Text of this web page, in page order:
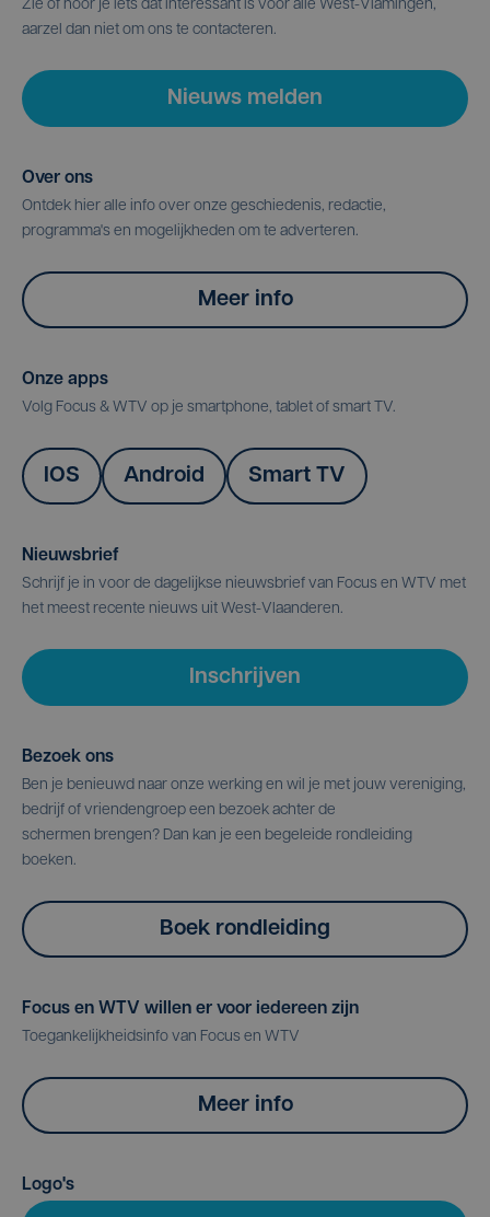
Zie of hoor je iets dat interessant is voor alle West-Vlamingen,
aarzel dan niet om ons te contacteren.
Nieuws melden
Over ons
Ontdek hier alle info over onze geschiedenis, redactie,
programma's en mogelijkheden om te adverteren.
Meer info
Onze apps
Volg Focus & WTV op je smartphone, tablet of smart TV.
IOS Android Smart TV
Nieuwsbrief
Schrijf je in voor de dagelijkse nieuwsbrief van Focus en WTV met
het meest recente nieuws uit West-Vlaanderen.
Inschrijven
Bezoek ons
Ben je benieuwd naar onze werking en wil je met jouw vereniging,
bedrijf of vriendengroep een bezoek achter de
schermen brengen? Dan kan je een begeleide rondleiding
boeken.
Boek rondleiding
Focus en WTV willen er voor iedereen zijn
Toegankelijkheidsinfo van Focus en WTV
Meer info
Logo's